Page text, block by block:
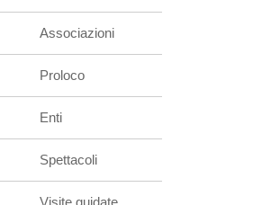
Associazioni
Proloco
Enti
Spettacoli
Visite guidate